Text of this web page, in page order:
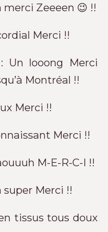
merci Zeeeen 😉 !!
Merci !!
Un looong Merci
Montréal !!
Merci !!
Merci !!
M-E-R-C-I !!
super Merci !!
tissus tous doux